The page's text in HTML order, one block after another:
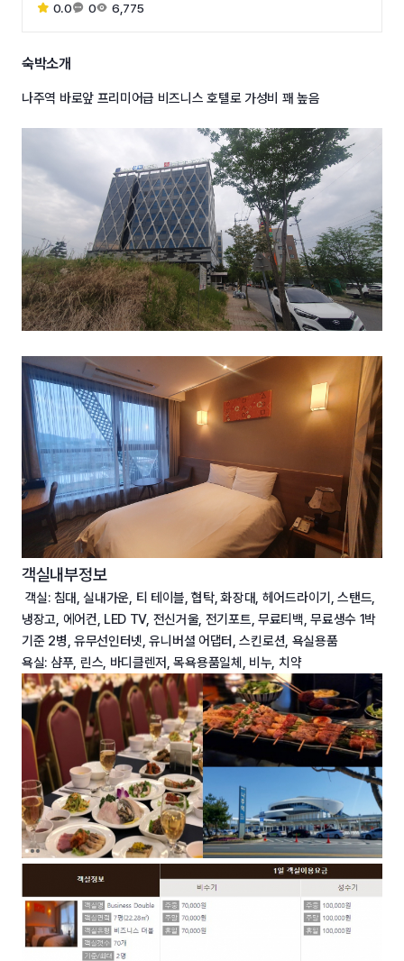
0.0 0 6,775
숙박소개
나주역 바로앞 프리미어급 비즈니스 호텔로 가성비 꽤 높음
객실내부정보
객실: 침대, 실내가운, 티 테이블, 협탁, 화장대, 헤어드라이기, 스탠드,
냉장고, 에어컨, LED TV, 전신거울, 전기포트, 무료티백, 무료생수 1박
기준 2병, 유무선인터넷, 유니버셜 어댑터, 스킨로션, 욕실용품
욕실: 샴푸, 린스, 바디클렌저, 목욕용품일체, 비누, 치약